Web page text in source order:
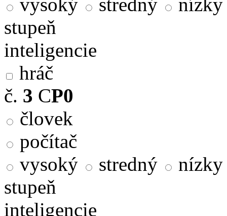
stupeň
inteligencie
hráč
č. 3 CP0
človek
počítač
vysoký
stredný
nízky
stupeň
inteligencie